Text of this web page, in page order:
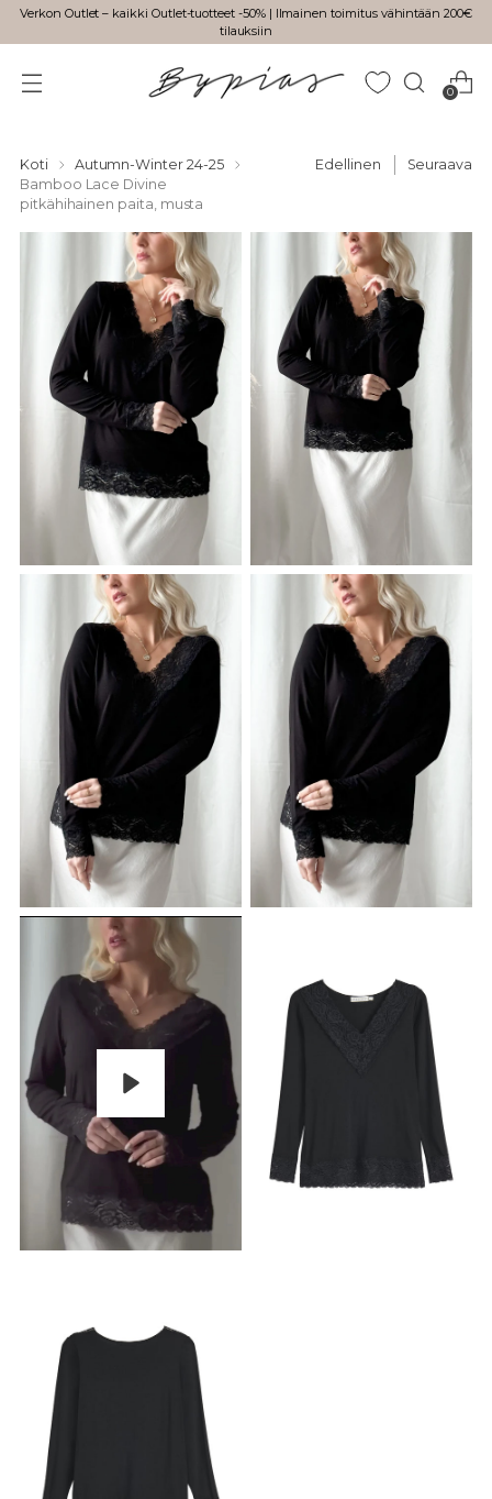
Verkon Outlet – kaikki Outlet-tuotteet -50% | Ilmainen toimitus vähintään 200€
tilauksiin
0
Koti
Autumn-Winter 24-25
Bamboo Lace Divine
pitkähihainen paita, musta
Edellinen Seuraava
Pelaa